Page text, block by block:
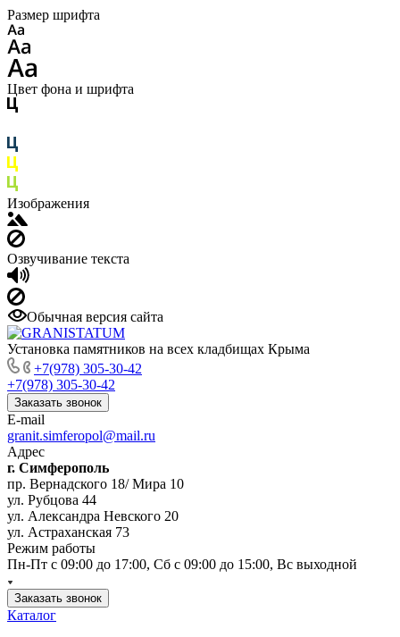
Размер шрифта
Цвет фона и шрифта
Изображения
Озвучивание текста
Обычная версия сайта
Установка памятников на всех кладбищах Крыма
+7(978) 305-30-42
+7(978) 305-30-42
Заказать звонок
E-mail
granit.simferopol@mail.ru
Адрес
г. Симферополь
пр. Вернадского 18/ Мира 10
ул. Рубцова 44
ул. Александра Невского 20
ул. Астраханская 73
Режим работы
Пн-Пт с 09:00 до 17:00, Сб с 09:00 до 15:00, Вс выходной
Заказать звонок
Каталог